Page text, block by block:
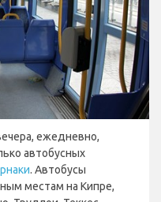
ежедневно,
автобусных
. Автобусы
местам на Кипре,